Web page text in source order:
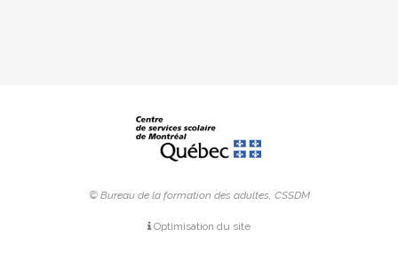
© Bureau de la formation des adultes, CSSDM
Optimisation du site